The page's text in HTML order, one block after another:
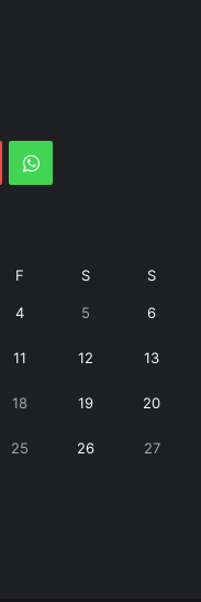
YouTubeWhatsApp
F S S
4 5 6
11 12 13
18 19 20
25 26 27